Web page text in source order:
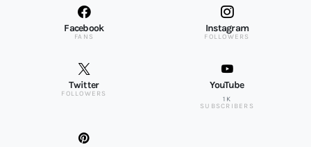
Facebook
FANS
Instagram
FOLLOWERS
Twitter
FOLLOWERS
YouTube
1K
SUBSCRIBERS